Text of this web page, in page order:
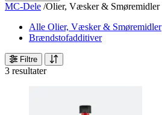
MC-Dele /Olier, Væsker & Smøremidler
Alle Olier, Væsker & Smøremidler
Brændstofadditiver
Filtre
3 resultater